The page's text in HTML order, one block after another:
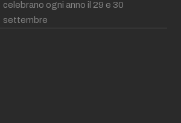
celebrano ogni anno il 29 e 30
settembre